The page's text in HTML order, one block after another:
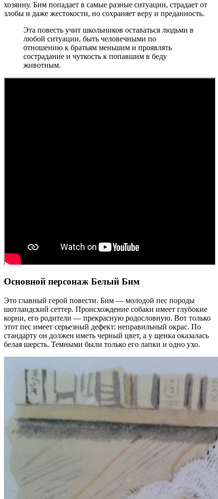
хозяину. Бим попадает в самые разные ситуации, страдает от
злобы и даже жестокости, но сохраняет веру и преданность.
Эта повесть учит школьников оставаться людьми в
любой ситуации, быть человечными по
отношению к братьям меньшим и проявлять
сострадание и чуткость к попавшим в беду
животным.
Основной персонаж Белый Бим
Это главный герой повести. Бим — молодой пес породы
шотландский сеттер. Происхождение собаки имеет глубокие
корни, его родители — прекрасную родословную. Вот только
этот пес имеет серьезный дефект: неправильный окрас. По
стандарту он должен иметь черный цвет, а у щенка оказалась
белая шерсть. Темными были только его лапки и одно ухо.